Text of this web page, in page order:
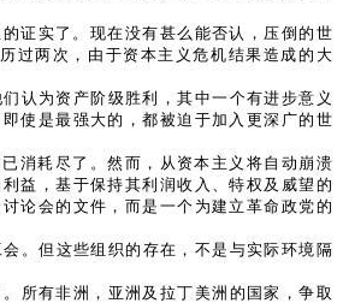
证实了。现在没有甚么能否认，压倒的世
过两次，由于资本主义危机结果造成的大
认为资产阶级胜利，其中一个有进步意义
使是最强大的，都被迫于加入更深广的世
消耗尽了。然而，从资本主义将自动崩溃
益，基于保持其利润收入、特权及威望的
论会的文件，而是一个为建立革命政党的
。但这些组织的存在，不是与实际环境隔
所有非洲，亚洲及拉丁美洲的国家，争取